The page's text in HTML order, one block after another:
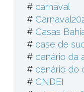
# carnaval
#
# Casas
# case de
# cenário da
# cenário do
# CNDEI